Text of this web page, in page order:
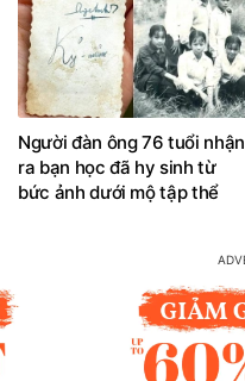
Người đàn ông 76 tuổi nhận
ra bạn học đã hy sinh từ
bức ảnh dưới mộ tập thể